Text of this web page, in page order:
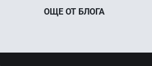
ОЩЕ ОТ БЛОГА